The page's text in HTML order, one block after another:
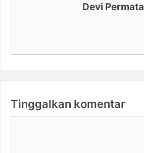
Devi Permata
Tinggalkan komentar